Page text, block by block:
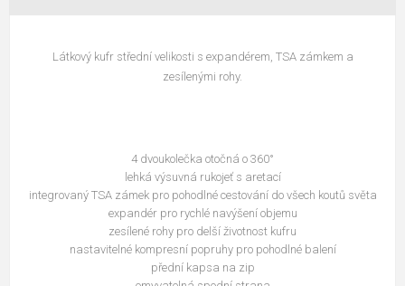
Látkový kufr střední velikosti s expandérem, TSA zámkem a
zesílenými rohy.
4 dvoukolečka otočná o 360°
lehká výsuvná rukojeť s aretací
integrovaný TSA zámek pro pohodlné cestování do všech koutů světa
expandér pro rychlé navýšení objemu
zesílené rohy pro delší životnost kufru
nastavitelné kompresní popruhy pro pohodlné balení
přední kapsa na zip